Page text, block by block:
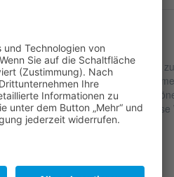
Strandkrabbe Enno kommt dort
Abenteuer. Dabei lernt Enno
Unterstützt durch
auf humorvolle Art und
im Besonderen.